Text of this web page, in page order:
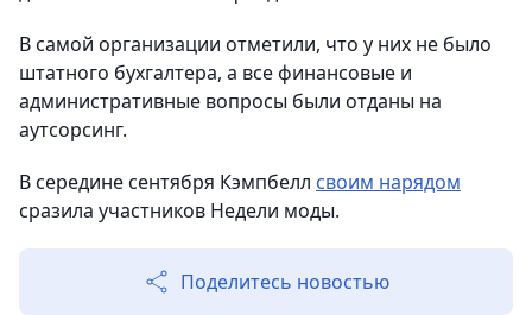
В самой организации отметили, что у них не было
штатного бухгалтера, а все финансовые и
административные вопросы были отданы на
аутсорсинг.
В середине сентября Кэмпбелл своим нарядом
сразила участников Недели моды.
Поделитесь новостью